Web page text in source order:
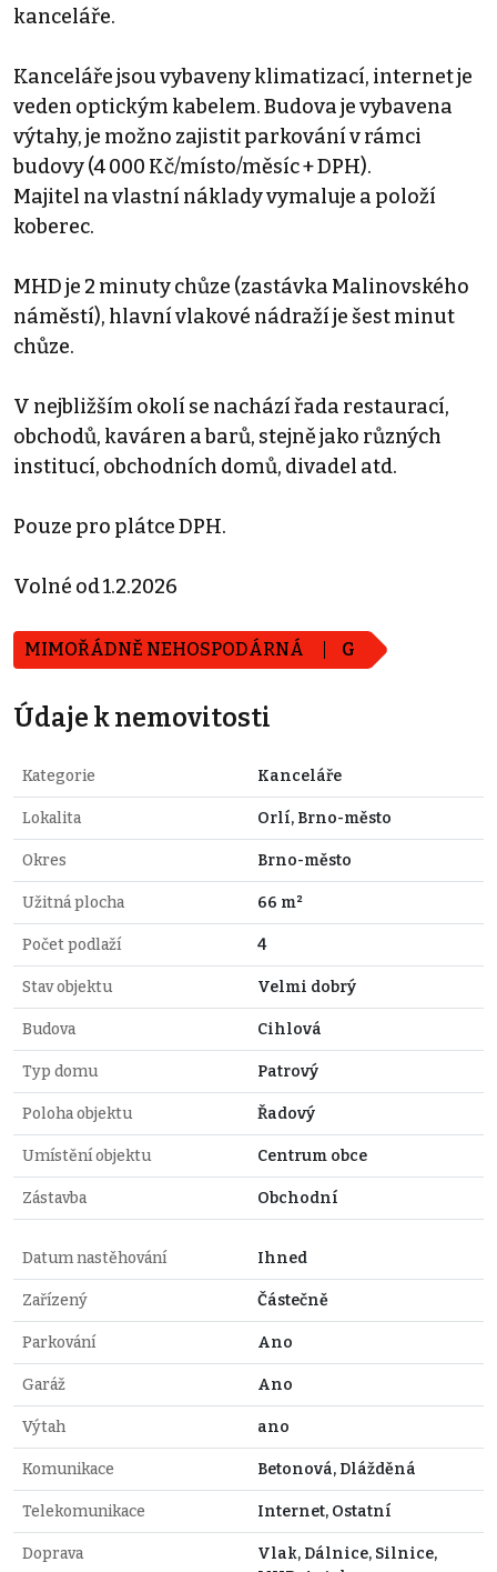
kanceláře.
Kanceláře jsou vybaveny klimatizací, internet je
veden optickým kabelem. Budova je vybavena
výtahy, je možno zajistit parkování v rámci
budovy (4 000 Kč/místo/měsíc + DPH).
Majitel na vlastní náklady vymaluje a položí
koberec.
MHD je 2 minuty chůze (zastávka Malinovského
náměstí), hlavní vlakové nádraží je šest minut
chůze.
V nejbližším okolí se nachází řada restaurací,
obchodů, kaváren a barů, stejně jako různých
institucí, obchodních domů, divadel atd.
Pouze pro plátce DPH.
Volné od 1.2.2026
MIMOŘÁDNĚ NEHOSPODÁRNÁ G
Údaje k nemovitosti
Kategorie Kanceláře
Lokalita Orlí, Brno-město
Okres Brno-město
Užitná plocha 66 m²
Počet podlaží 4
Stav objektu Velmi dobrý
Budova Cihlová
Typ domu Patrový
Poloha objektu Řadový
Umístění objektu Centrum obce
Zástavba Obchodní
Datum nastěhování Ihned
Zařízený Částečně
Parkování Ano
Garáž Ano
Výtah ano
Komunikace Betonová, Dlážděná
Telekomunikace Internet, Ostatní
Doprava
Vlak, Dálnice, Silnice,